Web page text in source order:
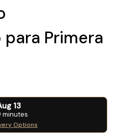
para Primera
13
minutes
Options